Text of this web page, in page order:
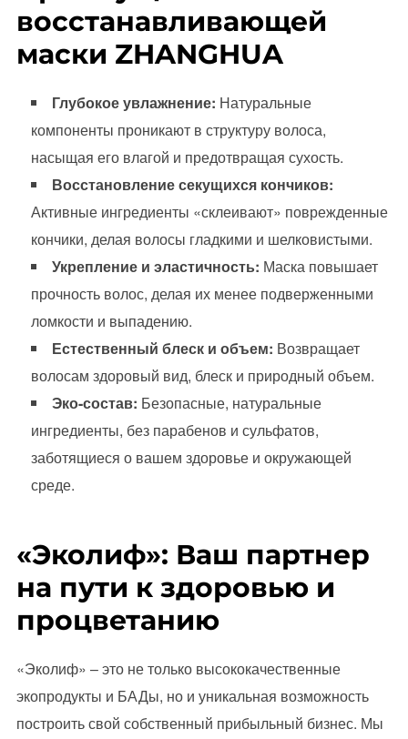
восстанавливающей
маски ZHANGHUA
Глубокое увлажнение: Натуральные
компоненты проникают в структуру волоса,
насыщая его влагой и предотвращая сухость.
Восстановление секущихся кончиков:
Активные ингредиенты «склеивают» поврежденные
кончики, делая волосы гладкими и шелковистыми.
Укрепление и эластичность: Маска повышает
прочность волос, делая их менее подверженными
ломкости и выпадению.
Естественный блеск и объем: Возвращает
волосам здоровый вид, блеск и природный объем.
Эко-состав: Безопасные, натуральные
ингредиенты, без парабенов и сульфатов,
заботящиеся о вашем здоровье и окружающей
среде.
«Эколиф»: Ваш партнер
на пути к здоровью и
процветанию
«Эколиф» – это не только высококачественные
экопродукты и БАДы, но и уникальная возможность
построить свой собственный прибыльный бизнес. Мы